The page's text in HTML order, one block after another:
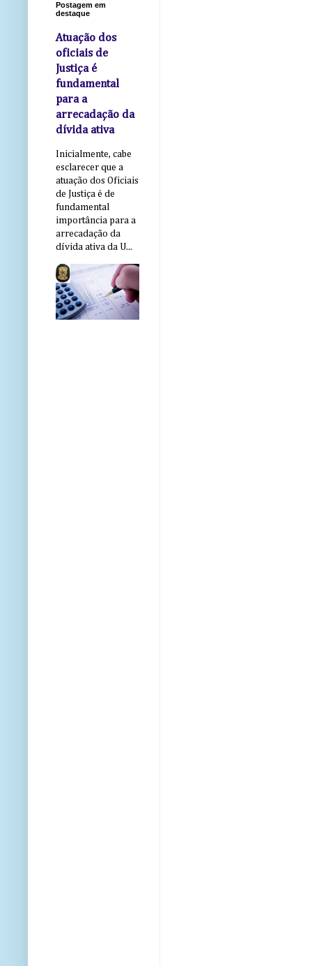
Postagem em
destaque
Atuação dos
oficiais de
Justiça é
fundamental
para a
arrecadação da
dívida ativa
Inicialmente, cabe
esclarecer que a
atuação dos Oficiais
de Justiça é de
fundamental
importância para a
arrecadação da
dívida ativa da U...